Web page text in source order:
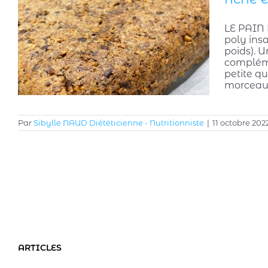
LE
poly
poids).
petite
ParSibylle NAUD Diététicienne - Nutritionniste | 11 octobre
ARTICLES